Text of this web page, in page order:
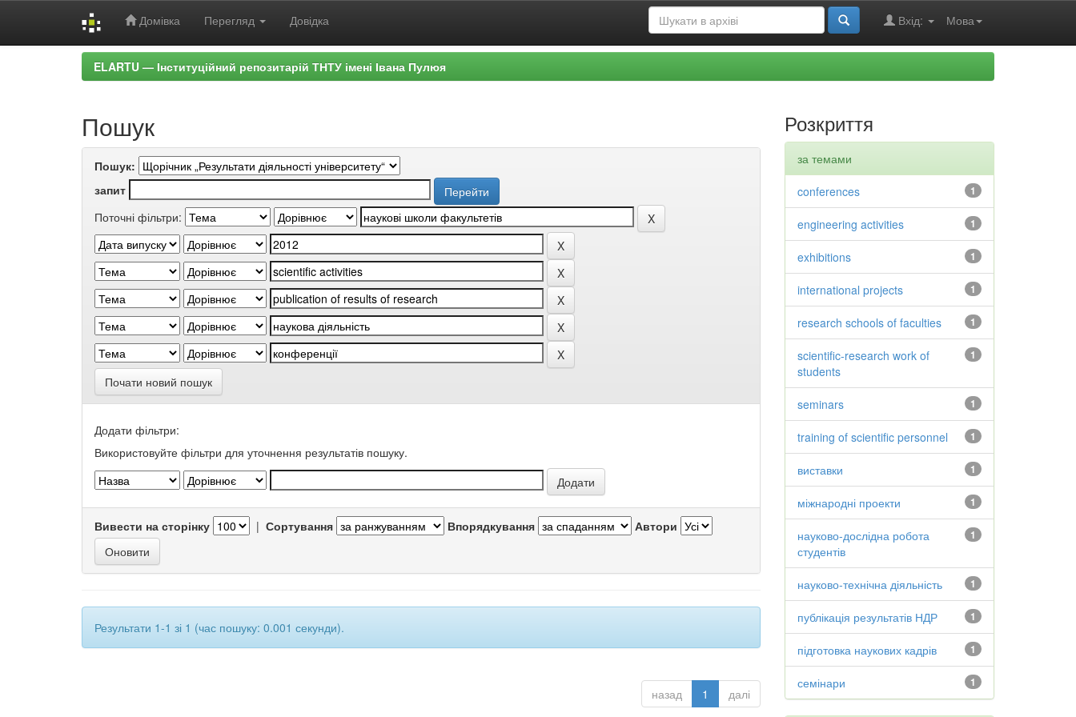
Домівка Перегляд Довідка Мова
Вхід:
ELARTU — Інституційний репозитарій ТНТУ імені Івана Пулюя
Пошук
Пошук:
запит
Поточні фільтри:
Почати новий пошук
Додати фільтри:
Використовуйте фільтри для уточнення результатів пошуку.
Вивести на сторінку | Сортування Впорядкування Автори
Результати 1-1 зі 1 (час пошуку: 0.001 секунди).
назад 1 далі
Розкриття
за темами
1
conferences
1
engineering activities
1
exhibitions
1
international projects
1
research schools of faculties
1
scientific-research work of
students
1
seminars
1
training of scientific personnel
1
виставки
1
міжнародні проекти
1
науково-дослідна робота
студентів
1
науково-технічна діяльність
1
публікація результатів НДР
1
підготовка наукових кадрів
1
семінари